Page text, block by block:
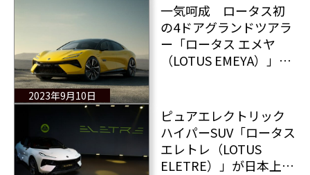
2023年9月10日
一気呵成 ロータス初
の4ドアグランドツアラ
ー「ロータス エメヤ
（LOTUS EMEYA）」登
ピュアエレクトリック
ハイパーSUV「ロータス
エレトレ（LOTUS
ELETRE）」が日本上